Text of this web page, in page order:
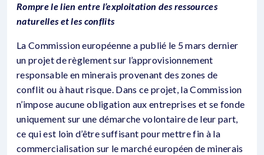
Rompre le lien entre l’exploitation des ressources
naturelles et les conflits
La Commission européenne a publié le 5 mars dernier
un projet de règlement sur l’approvisionnement
responsable en minerais provenant des zones de
conflit ou à haut risque. Dans ce projet, la Commission
n’impose aucune obligation aux entreprises et se fonde
uniquement sur une démarche volontaire de leur part,
ce qui est loin d’être suffisant pour mettre fin à la
commercialisation sur le marché européen de minerais